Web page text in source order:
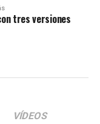
tres versiones
VÍDEOS